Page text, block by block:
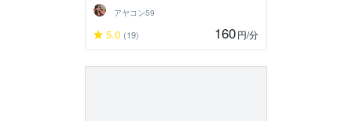
アヤコン59
5.0 (19) 160円/分